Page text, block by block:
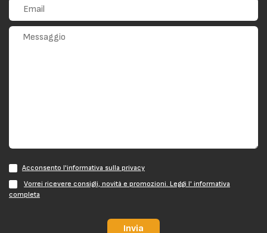
Acconsento l'informativa sulla privacy
Vorrei ricevere consigli, novità e promozioni. Leggi l' informativa
completa
Invia